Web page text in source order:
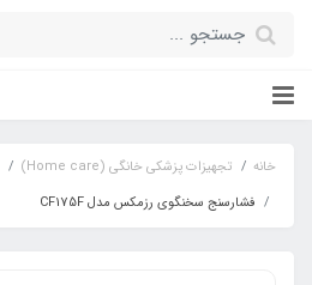
خانه تجهیزات پزشکی خانگی (Home care)
فشارسنج سخنگوی رزمکس مدل CF175F